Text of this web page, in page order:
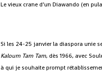
Le vieux crane d’un Diawando (en
Si les 24-25 janvier la diaspora unie
Kaloum Tam Tam, dès 1966, avec
à qui je souhaite prompt